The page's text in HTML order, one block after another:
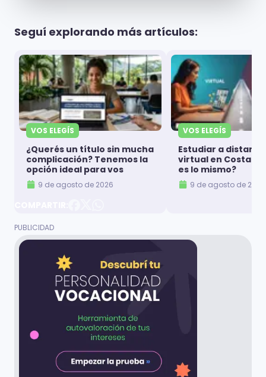
Seguí explorando más artículos:
VOS ELEGÍS
¿Querés un título sin mucha
complicación? Tenemos la
opción ideal para vos
9 de agosto de 2026
VOS ELEGÍS
Estudiar a
virtual en Costa
es lo mismo?
9 de agosto de 2026